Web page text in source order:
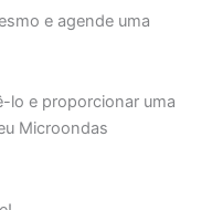
e agende uma
lo e proporcionar uma
Microondas